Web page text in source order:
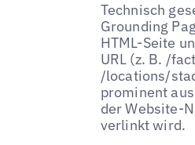
Technisch
Grounding
HTML-Seite
URL (z. B. /
/locations/
prominent
der Website-
verlinkt wird.